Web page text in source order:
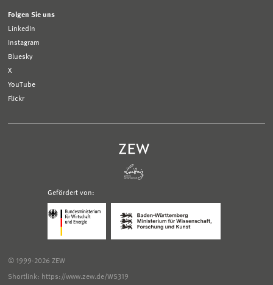
Folgen Sie uns
LinkedIn
Instagram
Bluesky
X
YouTube
Flickr
Gefördert von:
Bundesministerium
Wirtschaft
Link
externen
Ministerium
Württemberg;
© 1999-2026 ZEW
Shortlink: https://www.zew.de/WS319